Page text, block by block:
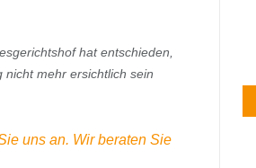
hat entschieden,
mehr ersichtlich sein
uns an. Wir beraten Sie